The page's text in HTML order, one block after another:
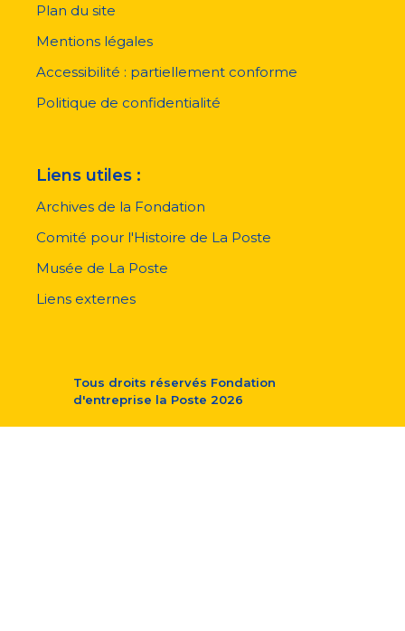
pied
page
Plan du site
Mentions légales
Accessibilité : partiellement conforme
Politique de confidentialité
Liens utiles :
Archives de la Fondation
Comité pour l'Histoire de La Poste
Musée de La Poste
Liens externes
Tous droits réservés Fondation
d'entreprise la Poste 2026